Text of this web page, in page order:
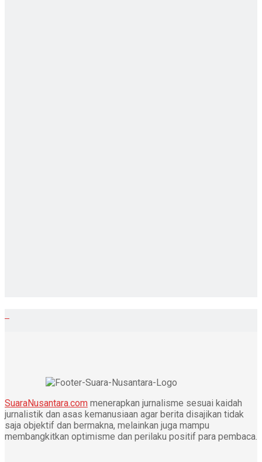
SuaraNusantara.com menerapkan jurnalisme sesuai kaidah
jurnalistik dan asas kemanusiaan agar berita disajikan tidak
saja objektif dan bermakna, melainkan juga mampu
membangkitkan optimisme dan perilaku positif para pembaca.